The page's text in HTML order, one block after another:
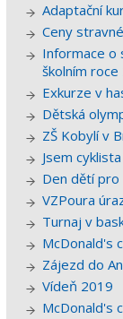
Adaptační
Ceny
Informace o
školním
Exkurze v
Dětská
ZŠ Kobylí v
Jsem cyklista
Den dětí
VZPoura
Turnaj v
McDonald's
Zájezd do
Vídeň 2019
McDonald's